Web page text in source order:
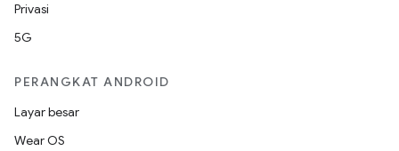
Privasi
5G
PERANGKAT ANDROID
Layar besar
Wear OS